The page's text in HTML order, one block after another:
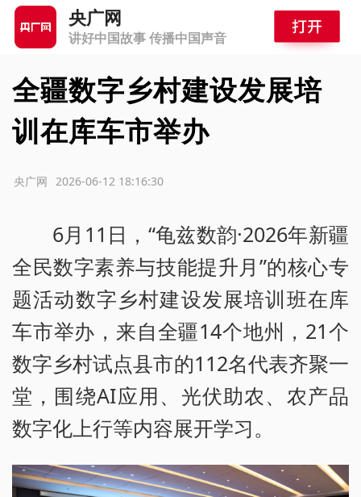
央广网
讲好中国故事 传播中国声音
全疆数字乡村建设发展培
训在库车市举办
2026-06-12 18:16:30
央广网
6月11日，“龟兹数韵·2026年新疆
全民数字素养与技能提升月”的核心专
题活动数字乡村建设发展培训班在库
车市举办，来自全疆14个地州，21个
数字乡村试点县市的112名代表齐聚一
堂，围绕AI应用、光伏助农、农产品
数字化上行等内容展开学习。